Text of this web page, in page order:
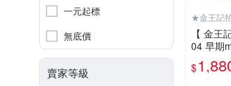
一元起標
無底價
賣家等級
★金王記
記拍寶趣
【 金王
04 早期
$